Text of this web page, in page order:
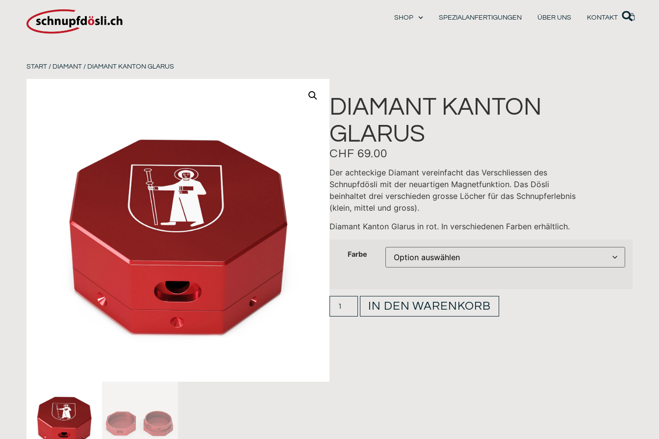
SHOP SPEZIALANFERTIGUNGEN ÜBER UNS KONTAKT
START/ DIAMANT/ DIAMANT KANTON GLARUS
DIAMANT KANTON
GLARUS
CHF 69.00
Der achteckige Diamant vereinfacht das Verschliessen des
Schnupfdösli mit der neuartigen Magnetfunktion. Das Dösli
beinhaltet drei verschieden grosse Löcher für das Schnupferlebnis
(klein, mittel und gross).
Diamant Kanton Glarus in rot. In verschiedenen Farben erhältlich.
Farbe
IN DEN WARENKORB